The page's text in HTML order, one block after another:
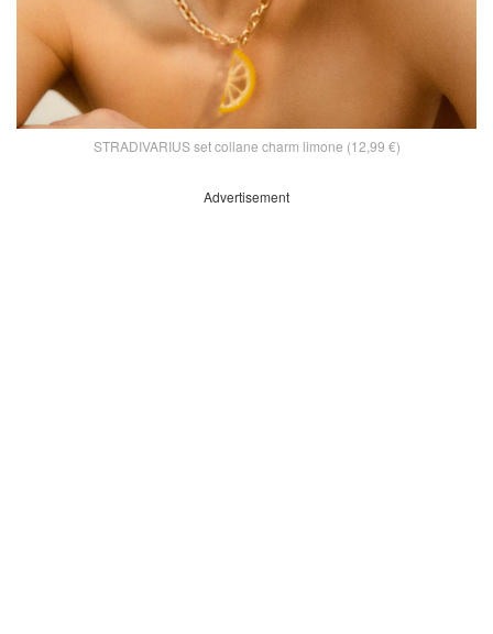
STRADIVARIUS set collane charm limone (12,99 €)
Advertisement